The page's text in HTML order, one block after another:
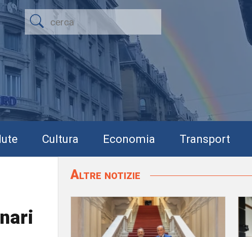
Cultura Economia Transport
Altre notizie